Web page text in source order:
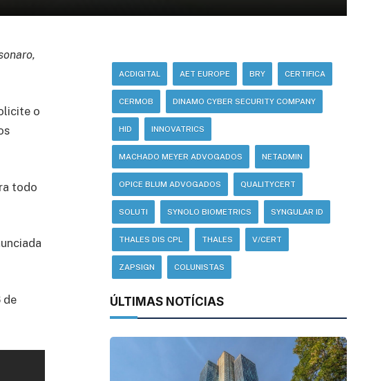
o
todo
de
ACDIGITAL AET EUROPE BRY CERTIFICA
CERMOB DINAMO CYBER SECURITY COMPANY
HID INNOVATRICS
MACHADO MEYER ADVOGADOS NETADMIN
OPICE BLUM ADVOGADOS QUALITYCERT
SOLUTI SYNOLO BIOMETRICS SYNGULAR ID
THALES DIS CPL THALES V/CERT
ZAPSIGN COLUNISTAS
ÚLTIMAS NOTÍCIAS